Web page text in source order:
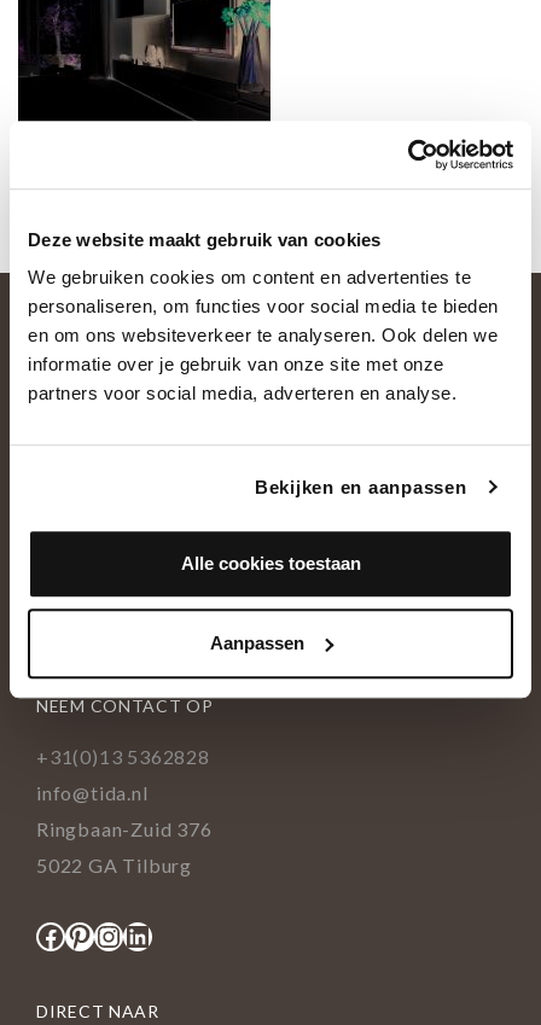
Deze website maakt gebruik van cookies
We gebruiken cookies om content en advertenties te
personaliseren, om functies voor social media te bieden
en om ons websiteverkeer te analyseren. Ook delen we
informatie over je gebruik van onze site met onze
partners voor social media, adverteren en analyse.
Bekijken en aanpassen
Alle cookies toestaan
Aanpassen
Ons team
NEEM CONTACT OP
+31(0)13 5362828
info@tida.nl
Ringbaan-Zuid 376
5022 GA Tilburg
Facebook
Pinterest
Instagram
LinkedIn
DIRECT NAAR